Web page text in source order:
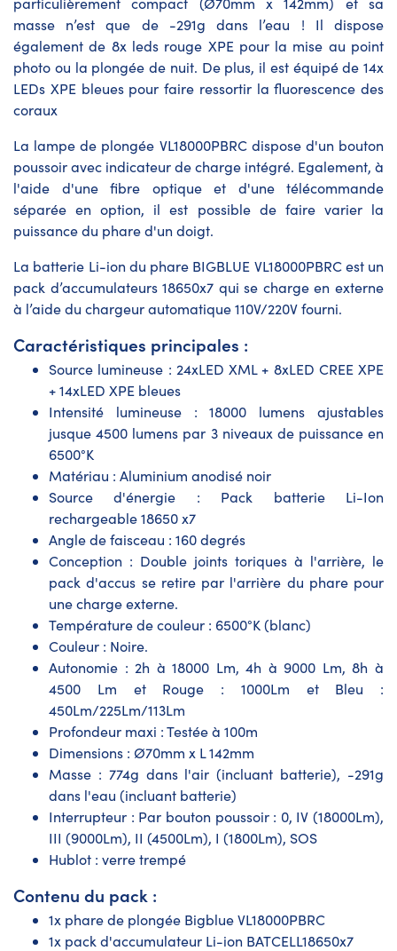
masse n’est que de -291g dans l’eau ! Il dispose
également de 8x leds rouge XPE pour la mise au point
photo ou la plongée de nuit. De plus, il est équipé de 14x
LEDs XPE bleues pour faire ressortir la fluorescence des
coraux
La lampe de plongée VL18000PBRC dispose d'un bouton
poussoir avec indicateur de charge intégré. Egalement, à
l'aide d'une fibre optique et d'une télécommande
séparée en option, il est possible de faire varier la
puissance du phare d'un doigt.
La batterie Li-ion du phare BIGBLUE VL18000PBRC est un
pack d’accumulateurs 18650x7 qui se charge en externe
à l’aide du chargeur automatique 110V/220V fourni.
Caractéristiques principales :
Source lumineuse : 24xLED XML + 8xLED CREE XPE
+ 14xLED XPE bleues
Intensité lumineuse : 18000 lumens ajustables
jusque 4500 lumens par 3 niveaux de puissance en
6500°K
Matériau : Aluminium anodisé noir
Source d'énergie : Pack batterie Li-Ion
rechargeable 18650 x7
Angle de faisceau : 160 degrés
Conception : Double joints toriques à l'arrière, le
pack d'accus se retire par l'arrière du phare pour
une charge externe.
Température de couleur : 6500°K (blanc)
Couleur : Noire.
Autonomie : 2h à 18000 Lm, 4h à 9000 Lm, 8h à
4500 Lm et Rouge : 1000Lm et Bleu :
450Lm/225Lm/113Lm
Profondeur maxi : Testée à 100m
Dimensions : Ø70mm x L 142mm
Masse : 774g dans l'air (incluant batterie), -291g
dans l'eau (incluant batterie)
Interrupteur : Par bouton poussoir : 0, IV (18000Lm),
III (9000Lm), II (4500Lm), I (1800Lm), SOS
Hublot : verre trempé
Contenu du pack :
1x phare de plongée Bigblue VL18000PBRC
1x pack d'accumulateur Li-ion BATCELL18650x7